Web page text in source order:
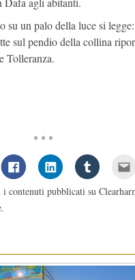
su un palo della luce si
sul pendio della collina
Tolleranza.
* * *
contenuti pubblicati su